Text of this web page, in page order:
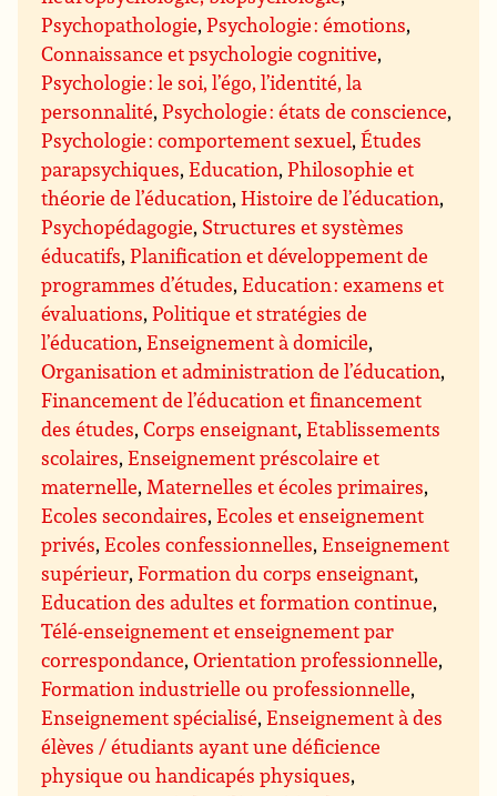
Psychopathologie,Psychologie : émotions,
Connaissance et psychologie cognitive,
Psychologie : le soi, l’égo, l’identité, la
personnalité,Psychologie : états de conscience,
Psychologie : comportement sexuel,Études
parapsychiques,Education,Philosophie et
théorie de l’éducation,Histoire de l’éducation,
Psychopédagogie, Structures et systèmes
éducatifs,Planification et développement de
programmes d’études,Education : examens et
évaluations,Politique et stratégies de
l’éducation,Enseignement à domicile,
Organisation et administration de l’éducation,
Financement de l’éducation et financement
des études,Corps enseignant,Etablissements
scolaires,Enseignement préscolaire et
maternelle,Maternelles et écoles primaires,
Ecoles secondaires,Ecoles et enseignement
privés,Ecoles confessionnelles,Enseignement
supérieur,Formation du corps enseignant,
Education des adultes et formation continue,
Télé-enseignement et enseignement par
correspondance,Orientation professionnelle,
Formation industrielle ou professionnelle,
Enseignement spécialisé,Enseignement à des
élèves / étudiants ayant une déficience
physique ou handicapés physiques,